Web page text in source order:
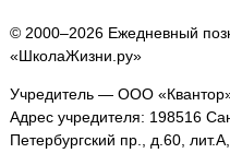
© 2000–2026 Ежедневный
«ШколаЖизни.ру»
Учредитель — ООО
Адрес учредителя: 198516
Петербургский пр., д.60,